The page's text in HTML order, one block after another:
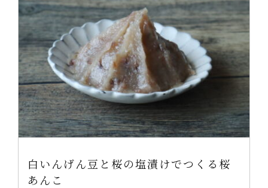
白いんげん豆と桜の塩漬けでつくる桜
あんこ